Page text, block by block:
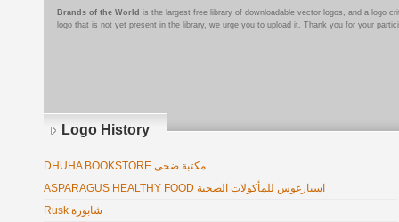
Brands of the World is the largest free library of downloadable vector logos, and a logo
logo that is not yet present in the library, we urge you to upload it. Thank you for your
Logo History
DHUHA BOOKSTORE مكتبة ضحى
ASPARAGUS HEALTHY FOOD اسبارغوس للمأكولات الصحية
Rusk شابورة